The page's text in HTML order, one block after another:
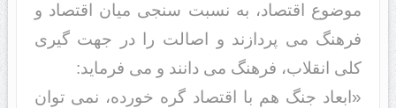
موضوع اقتصاد، به نسبت سنجی میان اقتصاد و
فرهنگ می پردازند و اصالت را در جهت گیری
کلی انقلاب، فرهنگ می دانند و می فرماید:
«ابعاد جنگ هم با اقتصاد گره خورده، نمی توان